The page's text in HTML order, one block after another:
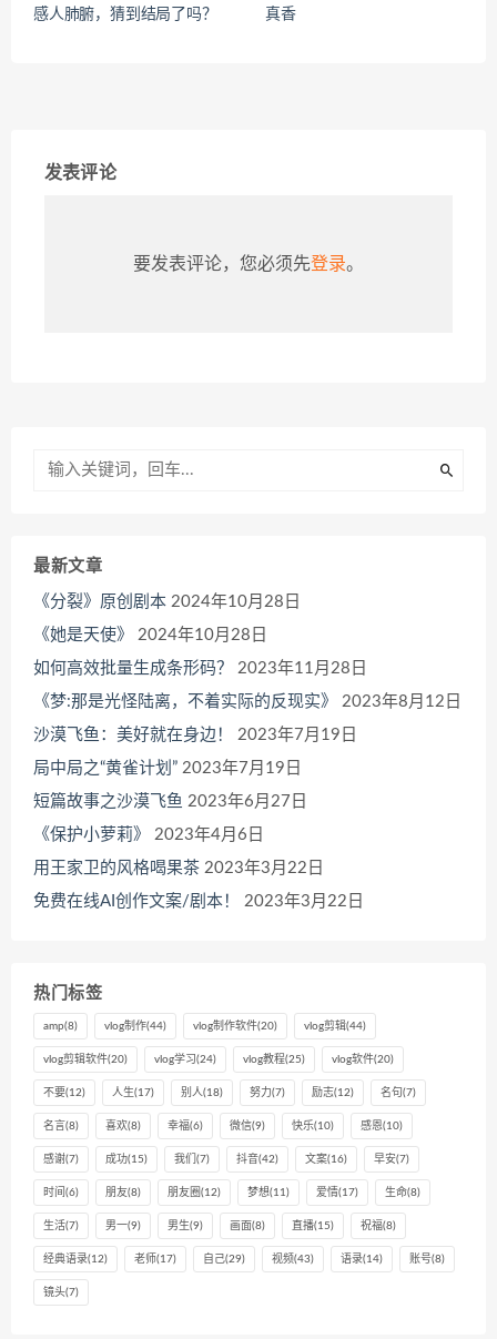
感人肺腑，猜到结局了吗？ 真香
发表评论
要发表评论，您必须先登录。
最新文章
《分裂》原创剧本 2024年10月28日
《她是天使》
2024年10月28日
如何高效批量生成条形码？
2023年11月28日
《梦:那是光怪陆离，不着实际的反现实》
2023年8月12日
沙漠飞鱼：美好就在身边！
2023年7月19日
局中局之“黄雀计划” 2023年7月19日
短篇故事之沙漠飞鱼 2023年6月27日
《保护小萝莉》
2023年4月6日
用王家卫的风格喝果茶 2023年3月22日
免费在线AI创作文案/剧本！
2023年3月22日
热门标签
amp(8) vlog制作(44) vlog制作软件(20) vlog剪辑(44)
vlog剪辑软件(20) vlog学习(24) vlog教程(25) vlog软件(20)
不要(12) 人生(17) 别人(18) 努力(7) 励志(12) 名句(7)
名言 (8) 喜欢(8) 幸福(6) 微信(9) 快乐(10) 感恩(10)
感谢(7) 成功(15) 我们 (7) 抖音(42) 文案(16) 早安(7)
时间 (6) 朋友(8) 朋友圈 (12) 梦想(11) 爱情(17) 生命(8)
生活(7) 男一(9) 男生(9) 画面(8) 直播(15) 祝福(8)
经典语录(12) 老师(17) 自己(29) 视频(43) 语录(14) 账号(8)
镜头(7)